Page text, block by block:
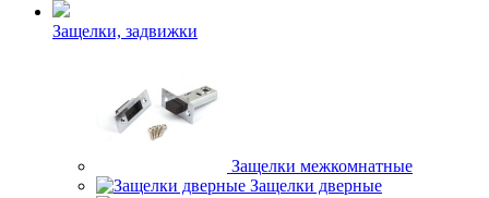
Защелки, задвижки
Защелки межкомнатные
Защелки дверные